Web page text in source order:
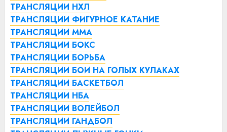
ТРАНСЛЯЦИИ НХЛ
ТРАНСЛЯЦИИ ФИГУРНОЕ КАТАНИЕ
ТРАНСЛЯЦИИ ММА
ТРАНСЛЯЦИИ БОКС
ТРАНСЛЯЦИИ БОРЬБА
ТРАНСЛЯЦИИ БОИ НА ГОЛЫХ КУЛАКАХ
ТРАНСЛЯЦИИ БАСКЕТБОЛ
ТРАНСЛЯЦИИ НБА
ТРАНСЛЯЦИИ ВОЛЕЙБОЛ
ТРАНСЛЯЦИИ ГАНДБОЛ